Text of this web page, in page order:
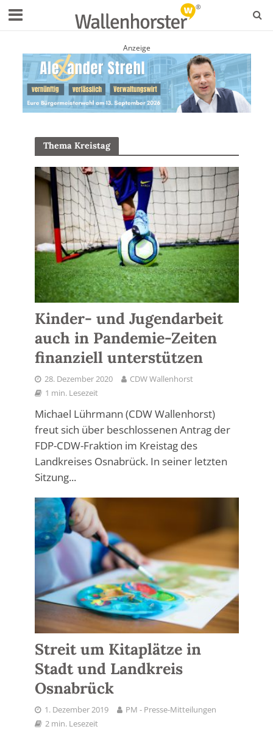
Anzeige
Thema Kreistag
Kinder- und Jugendarbeit
auch in Pandemie-Zeiten
finanziell unterstützen
28. Dezember 2020
CDW Wallenhorst
1 min. Lesezeit
Michael Lührmann (CDW Wallenhorst)
freut sich über beschlossenen Antrag der
FDP-CDW-Fraktion im Kreistag des
Landkreises Osnabrück. In seiner letzten
Sitzung...
Streit um Kitaplätze in
Stadt und Landkreis
Osnabrück
1. Dezember 2019
PM - Presse-Mitteilungen
2 min. Lesezeit